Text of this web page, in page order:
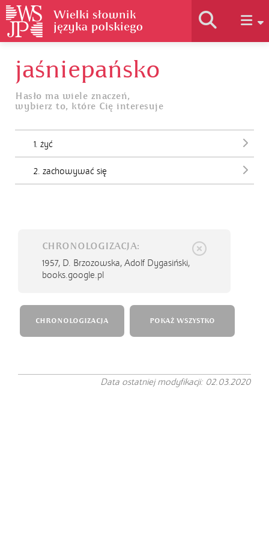
Historia słownika
Jak korzystać
jaśniepańsko
Hasło ma wiele znaczeń,
wybierz to, które Cię interesuje
1. żyć
2. zachowywać się
CHRONOLOGIZACJA:
1957, D. Brzozowska, Adolf Dygasiński,
books.google.pl
CHRONOLOGIZACJA POKAŻ WSZYSTKO
Data ostatniej modyfikacji: 02.03.2020